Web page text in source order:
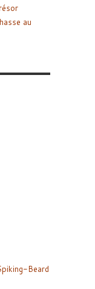
au
Beard